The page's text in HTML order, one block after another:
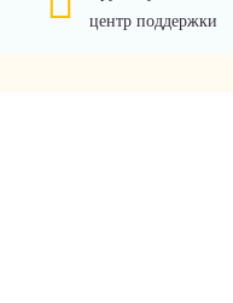
центр поддержки